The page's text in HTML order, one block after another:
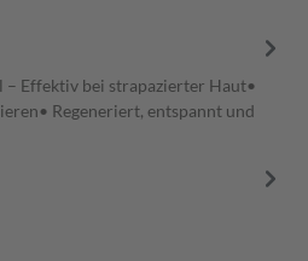
– Effektiv bei strapazierter Haut•
Regeneriert, entspannt und